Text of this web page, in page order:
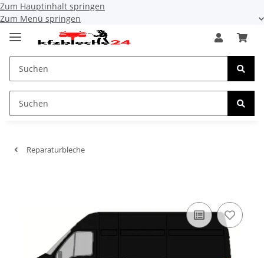
Zum Hauptinhalt springen
Zum Menü springen
Reparaturbleche